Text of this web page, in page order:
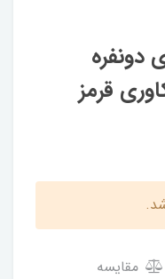
دونفره
قرمز
مقایسه